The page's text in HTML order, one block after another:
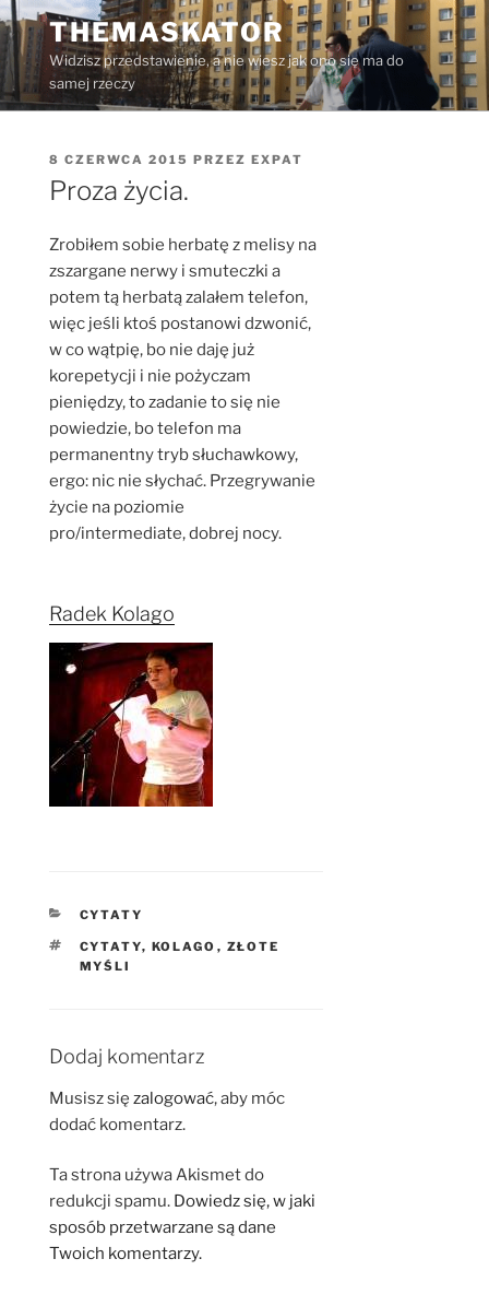
Przejdź
do
treści
THEMASKATOR
Widzisz przedstawienie, a nie wiesz jak ono się ma do
samej rzeczy
OPUBLIKOWANE
W
8 CZERWCA 2015 PRZEZ EXPAT
Proza życia.
Zrobiłem sobie herbatę z melisy na
zszargane nerwy i smuteczki a
potem tą herbatą zalałem telefon,
więc jeśli ktoś postanowi dzwonić,
w co wątpię, bo nie daję już
korepetycji i nie pożyczam
pieniędzy, to zadanie to się nie
powiedzie, bo telefon ma
permanentny tryb słuchawkowy,
ergo: nic nie słychać. Przegrywanie
życie na poziomie
pro/intermediate, dobrej nocy.
Radek Kolago
KATEGORIE
CYTATY
TAGI
CYTATY, KOLAGO , ZŁOTE
MYŚLI
Dodaj komentarz
Musisz się zalogować, aby móc
dodać komentarz.
Ta strona używa Akismet do
redukcji spamu. Dowiedz się, w jaki
sposób przetwarzane są dane
Twoich komentarzy.